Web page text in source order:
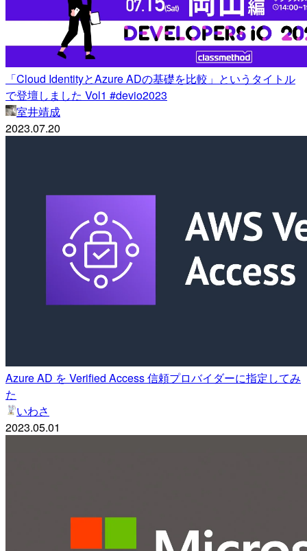
「Cloud IdentityとAzure ADの基礎を比較」というタイトル
で登壇しました Vol1 #devio2023
室井靖成
2023.07.20
Azure AD を Verified Access 信頼プロバイダーに指定してみ
た
いわさ
2023.05.01